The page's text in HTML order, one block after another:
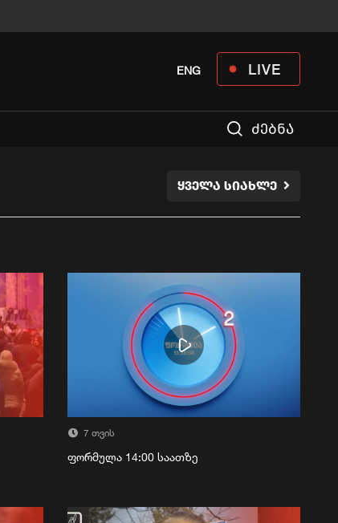
LIVE
ENG
ძებნა
ᲧᲕᲔᲚᲐ ᲡᲘᲐᲮᲚᲔ
7 თვის
ფორმულა 14:00 საათზე